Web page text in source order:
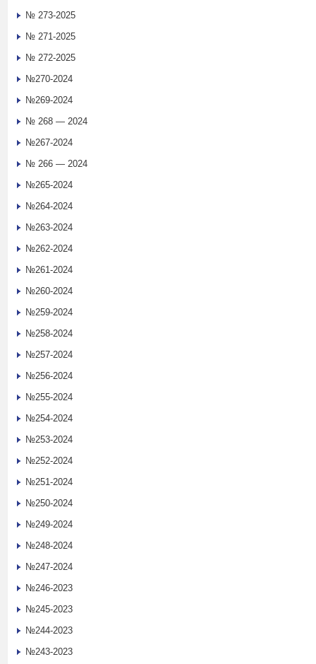
№ 273-2025
№ 271-2025
№ 272-2025
№270-2024
№269-2024
№ 268 — 2024
№267-2024
№ 266 — 2024
№265-2024
№264-2024
№263-2024
№262-2024
№261-2024
№260-2024
№259-2024
№258-2024
№257-2024
№256-2024
№255-2024
№254-2024
№253-2024
№252-2024
№251-2024
№250-2024
№249-2024
№248-2024
№247-2024
№246-2023
№245-2023
№244-2023
№243-2023